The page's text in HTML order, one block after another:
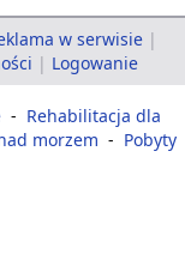
w serwisie |
| Logowanie
- Rehabilitacja dla
morzem - Pobyty